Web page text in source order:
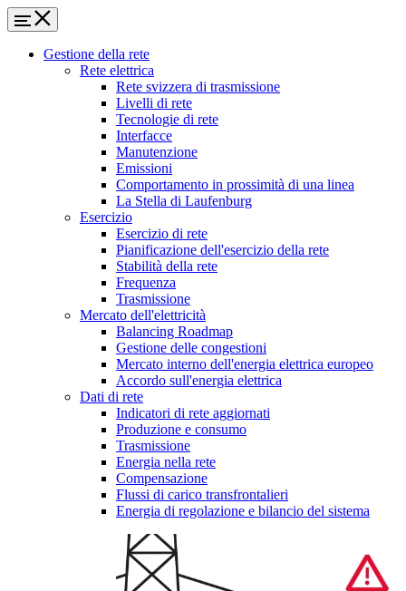
Gestione della rete
Rete elettrica
Rete svizzera di trasmissione
Livelli di rete
Tecnologie di rete
Interfacce
Manutenzione
Emissioni
Comportamento in prossimità di una linea
La Stella di Laufenburg
Esercizio
Esercizio di rete
Pianificazione dell'esercizio della rete
Stabilità della rete
Frequenza
Trasmissione
Mercato dell'elettricità
Balancing Roadmap
Gestione delle congestioni
Mercato interno dell'energia elettrica europeo
Accordo sull'energia elettrica
Dati di rete
Indicatori di rete aggiornati
Produzione e consumo
Trasmissione
Energia nella rete
Compensazione
Flussi di carico transfrontalieri
Energia di regolazione e bilancio del sistema